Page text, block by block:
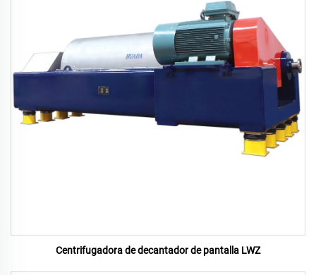
Centrifugadora de decantador de pantalla LWZ